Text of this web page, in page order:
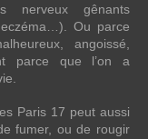
nerveux gênants
Ou parce
angoissé,
parce que l’on a
Paris 17 peut aussi
fumer, ou de rougir